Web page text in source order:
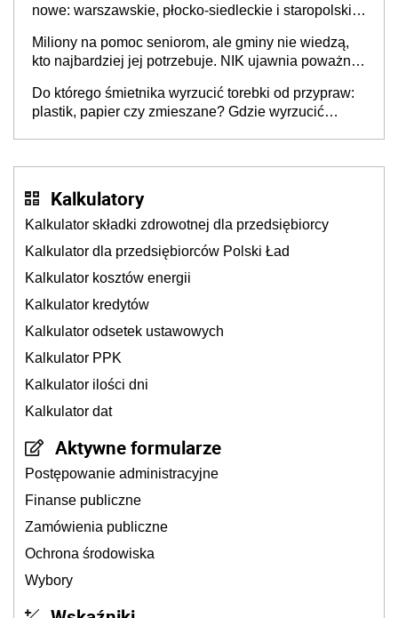
nowe: warszawskie, płocko-siedleckie i staropolskie.
stołecznych
Miliony na pomoc seniorom, ale gminy nie wiedzą,
kto najbardziej jej potrzebuje. NIK ujawnia poważną
Do którego śmietnika wyrzucić torebki od przypraw:
plastik, papier czy zmieszane? Gdzie wyrzucić
Kalkulatory
Kalkulator składki zdrowotnej dla przedsiębiorcy
Kalkulator dla przedsiębiorców Polski Ład
Kalkulator kosztów energii
Kalkulator kredytów
Kalkulator odsetek ustawowych
Kalkulator PPK
Kalkulator ilości dni
Kalkulator dat
Aktywne formularze
Postępowanie administracyjne
Finanse publiczne
Zamówienia publiczne
Ochrona środowiska
Wybory